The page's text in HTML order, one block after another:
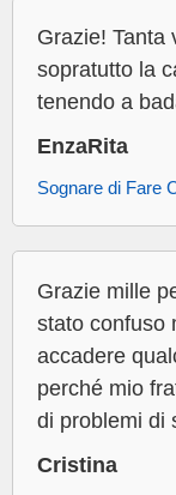
Grazie! Tanta
sopratutto la
tenendo a
EnzaRita
Sognare di Fare
Grazie mille
stato confuso
accadere
perché mio
di problemi di
Cristina